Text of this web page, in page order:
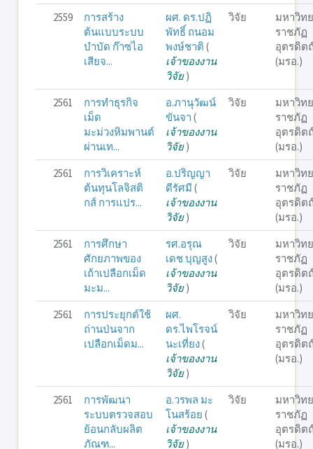
2559
การสร้าง
ต้นแบบระบบ
บำบัด ก๊าซไอ
เสียจ...
ผศ. ดร.ปฏิ
พัทธิ์ ถนอม
พงษ์ชาติ (
เจ้าของงาน
วิจัย)
วิจัย
มหาวิท
ราชภัฏ
อุตรดิต
(มรอ.)
2561
การทำธุรกิจ
เม็ด
มะม่วงหิมพานต์
ผ่านเท...
อ.ภานุวัฒน์
ขันจา (
เจ้าของงาน
วิจัย)
วิจัย
มหาวิท
ราชภัฏ
อุตรดิต
(มรอ.)
2561
การวิเคราะห์
ต้นทุนโลจิสติ
กส์ การแปร...
อ.ปริญญา
ดีรัศมี (
เจ้าของงาน
วิจัย)
วิจัย
มหาวิท
ราชภัฏ
อุตรดิต
(มรอ.)
2561
การศึกษา
ศักยภาพของ
เถ้าเปลือกเม็ด
มะม...
รศ.อรุณ
เดช บุญสูง(
เจ้าของงาน
วิจัย)
วิจัย
มหาวิท
ราชภัฏ
อุตรดิต
(มรอ.)
2561
การประยุกต์ใช้
ถ่านป่นจาก
เปลือกเม็ดม...
ผศ.
ดร.ไพโรจน์
นะเที่ยง(
เจ้าของงาน
วิจัย)
วิจัย
มหาวิท
ราชภัฏ
อุตรดิต
(มรอ.)
2561
การพัฒนา
ระบบตรวจสอบ
ย้อนกลับผลิต
ภัณฑ...
อ.วรพล มะ
โนสร้อย (
เจ้าของงาน
วิจัย)
วิจัย
มหาวิท
ราชภัฏ
อุตรดิต
(มรอ.)